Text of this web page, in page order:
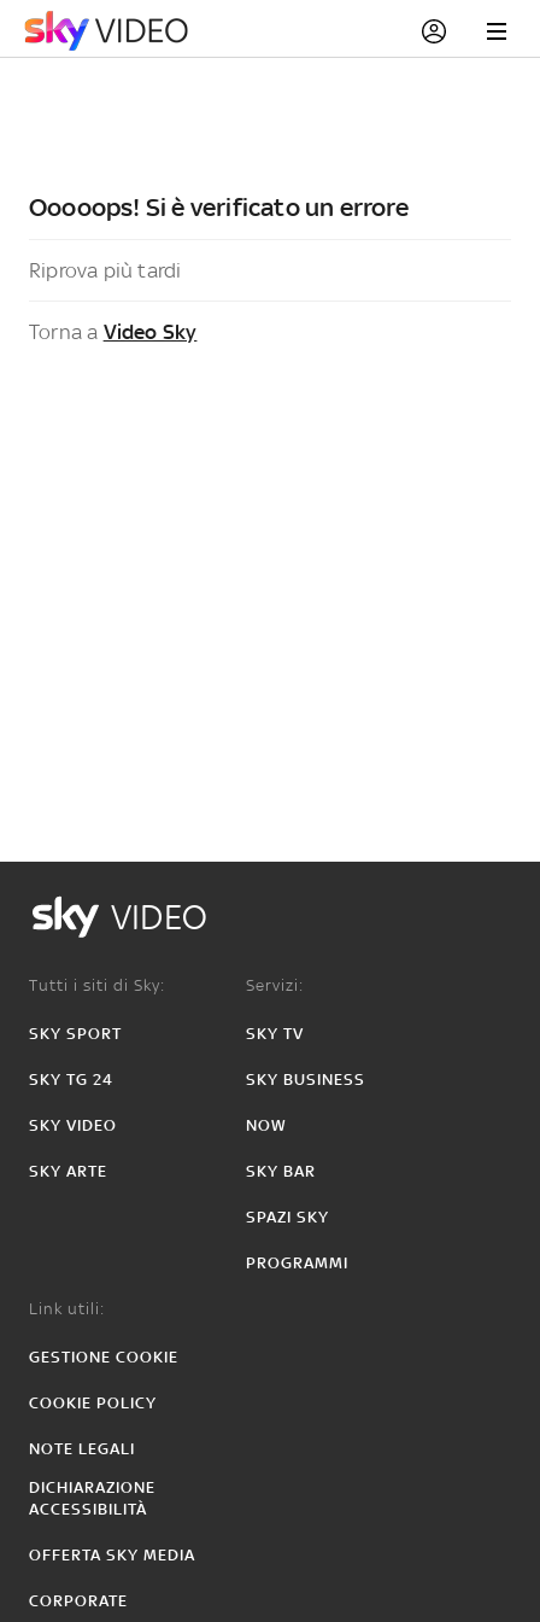
Ooooops! Si è verificato un errore
Riprova più tardi
Torna a Video Sky
VIDEO
Tutti i siti di Sky:
SKY SPORT
SKY TG 24
SKY VIDEO
SKY ARTE
Servizi:
SKY TV
SKY BUSINESS
NOW
SKY BAR
SPAZI SKY
PROGRAMMI
Link utili:
GESTIONE COOKIE
COOKIE POLICY
NOTE LEGALI
DICHIARAZIONE
ACCESSIBILITÀ
OFFERTA SKY MEDIA
CORPORATE